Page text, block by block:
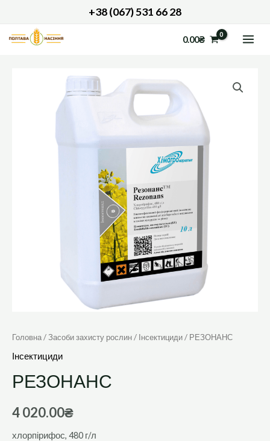
вмісту
+38 (067) 531 66 28
0.00₴
Головна/Засоби захисту рослин/ Інсектициди/ РЕЗОНАНС
Інсектициди
РЕЗОНАНС
4 020.00₴
хлорпірифос, 480 г/л